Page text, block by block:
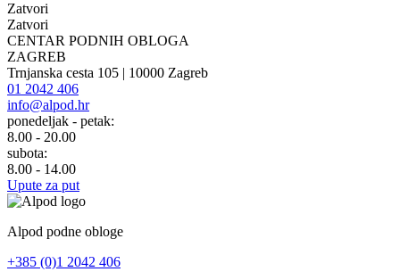
Zatvori
Zatvori
CENTAR PODNIH OBLOGA
ZAGREB
Trnjanska cesta 105 | 10000 Zagreb
01 2042 406
info@alpod.hr
ponedeljak - petak:
8.00 - 20.00
subota:
8.00 - 14.00
Upute za put
Alpod podne obloge
+385 (0)1 2042 406